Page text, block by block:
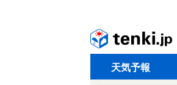
天気予報